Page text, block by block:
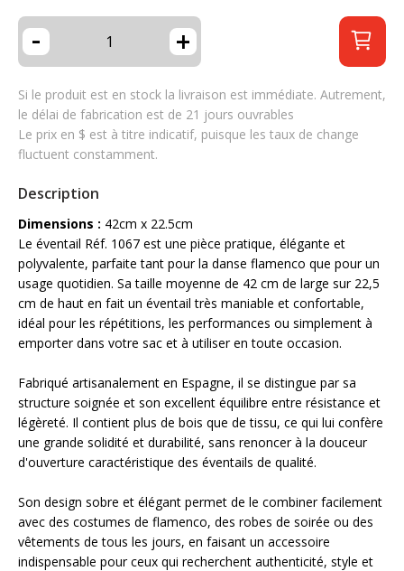
- +
Si le produit est en stock la livraison est immédiate. Autrement,
le délai de fabrication est de 21 jours ouvrables
Le prix en $ est à titre indicatif, puisque les taux de change
fluctuent constamment.
Description
Dimensions : 42cm x 22.5cm
Le éventail Réf. 1067 est une pièce pratique, élégante et
polyvalente, parfaite tant pour la danse flamenco que pour un
usage quotidien. Sa taille moyenne de 42 cm de large sur 22,5
cm de haut en fait un éventail très maniable et confortable,
idéal pour les répétitions, les performances ou simplement à
emporter dans votre sac et à utiliser en toute occasion.
Fabriqué artisanalement en Espagne, il se distingue par sa
structure soignée et son excellent équilibre entre résistance et
légèreté. Il contient plus de bois que de tissu, ce qui lui confère
une grande solidité et durabilité, sans renoncer à la douceur
d'ouverture caractéristique des éventails de qualité.
Son design sobre et élégant permet de le combiner facilement
avec des costumes de flamenco, des robes de soirée ou des
vêtements de tous les jours, en faisant un accessoire
indispensable pour ceux qui recherchent authenticité, style et